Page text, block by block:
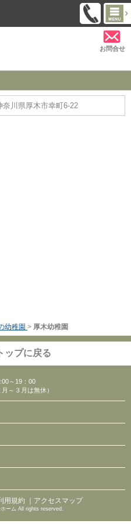
お問合せ
奈川県厚木市幸町6-22
幼稚園 > 厚木幼稚園
ップに戻る
～19：00
～３月は無休）
用規約 ｜アクセスマップ
ーム All rights reserved.